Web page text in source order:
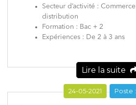
Secteur d’activité :
distribution
Formation : Bac + 2
Expériences : De 2 à 3 ans
Lire la suite
Poste :
24-05-2021